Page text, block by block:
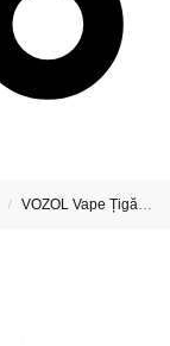
/ VOZOL Vape Țigări Electronice & Vape-uri